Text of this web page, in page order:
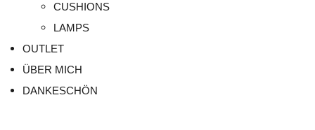
CUSHIONS
LAMPS
OUTLET
ÜBER MICH
DANKESCHÖN